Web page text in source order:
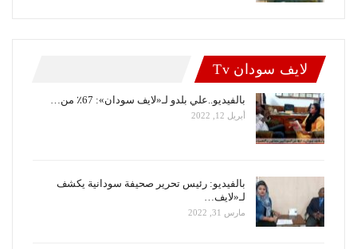
لايف سودان Tv
بالفيديو..علي بلدو لـ«لايف سودان»: 67٪ من…
أبريل 12, 2022
بالفيديو: رئيس تحرير صحيفة سودانية يكشف
لـ«لايف…
مارس 31, 2022